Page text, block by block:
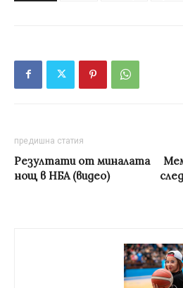
предишна статия
Резултати от миналата
нощ в НБА (видео)